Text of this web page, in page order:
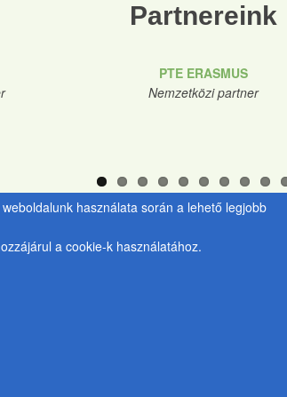
Partnereink
PTE ERASMUS
Nemzetközi partner
használata során a lehető legjobb
a cookie-k használatához.